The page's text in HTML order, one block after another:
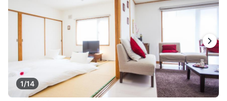
1/14